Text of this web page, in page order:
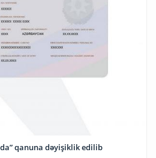
qanuna dəyişiklik edilib